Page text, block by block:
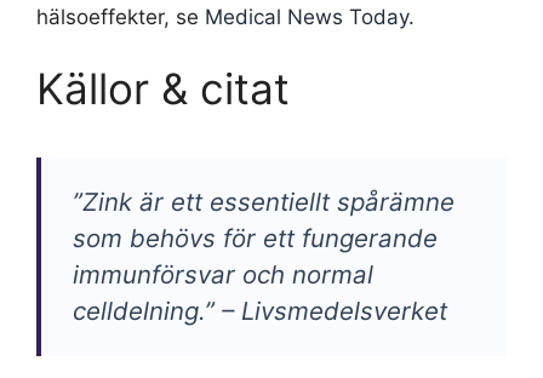
hälsoeffekter, se Medical News Today.
Källor & citat
”Zink är ett essentiellt spårämne
som behövs för ett fungerande
immunförsvar och normal
celldelning.” – Livsmedelsverket